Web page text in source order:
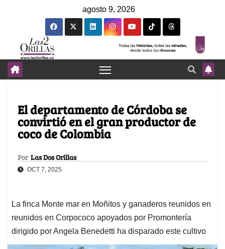
agosto 9, 2026
El departamento de Córdoba se
convirtió en el gran productor de
coco de Colombia
Por Las Dos Orillas
OCT 7, 2025
La finca Monte mar en Moñitos y ganaderos reunidos en
reunidos en Corpococo apoyados por Promontería
dirigido por Angela Benedetti ha disparado este cultivo